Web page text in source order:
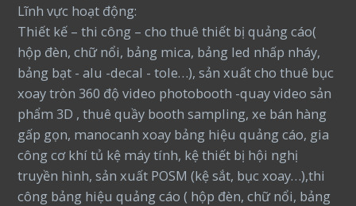
Lĩnh vực hoạt động:
Thiết kế – thi công – cho thuê thiết bị quảng cáo(
hộp đèn, chữ nổi, bảng mica, bảng led nhấp nháy,
bảng bạt - alu -decal - tole…), sản xuất cho thuê bục
xoay tròn 360 độ video photobooth -quay video sản
phẩm 3D , thuê quầy booth sampling, xe bán hàng
gấp gọn, manocanh xoay bảng hiệu quảng cáo, gia
công cơ khí tủ kệ máy tính, kệ thiết bị hội nghị
truyền hình, sản xuất POSM (kệ sắt, bục xoay…),thi
công bảng hiệu quảng cáo ( hộp đèn, chữ nổi, bảng